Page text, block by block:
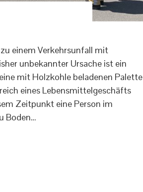
einem Verkehrsunfall mit
unbekannter Ursache ist ein
mit Holzkohle beladenen Palette
eines Lebensmittelgeschäfts
Zeitpunkt eine Person im
Boden…